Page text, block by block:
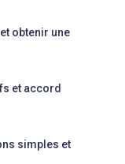
obtenir une
et accord
simples et